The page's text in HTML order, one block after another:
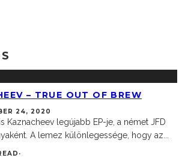
– TRUE OUT OF BREW
24, 2020
Kaznacheev legújabb EP-je, a német JFD
A lemez különlegessége, hogy az
·